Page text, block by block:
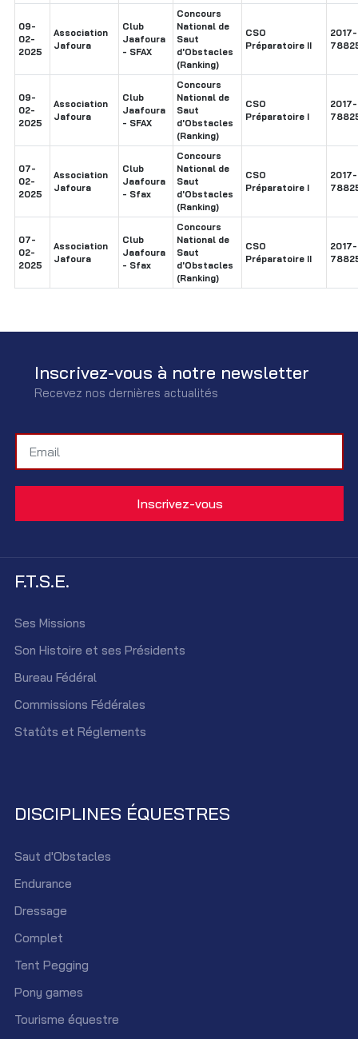
09-
02-
2025
Association
Jafoura
Club
Jaafoura
- SFAX
Concours
National de
Saut
d'Obstacles
(Ranking)
CSO
Préparatoire II
2017-
09-
02-
2025
Association
Jafoura
Club
Jaafoura
- SFAX
Concours
National de
Saut
d'Obstacles
(Ranking)
CSO
Préparatoire I
2017-
07-
02-
2025
Association
Jafoura
Club
Jaafoura
- Sfax
Concours
National de
Saut
d'Obstacles
(Ranking)
CSO
Préparatoire I
2017-
07-
02-
2025
Association
Jafoura
Club
Jaafoura
- Sfax
Concours
National de
Saut
d'Obstacles
(Ranking)
CSO
Préparatoire II
2017-
Inscrivez-vous à notre newsletter
Recevez nos dernières actualités
F.T.S.E.
Ses Missions
Son Histoire et ses Présidents
Bureau Fédéral
Commissions Fédérales
Statûts et Réglements
DISCIPLINES ÉQUESTRES
Saut d'Obstacles
Endurance
Dressage
Complet
Tent Pegging
Pony games
Tourisme équestre